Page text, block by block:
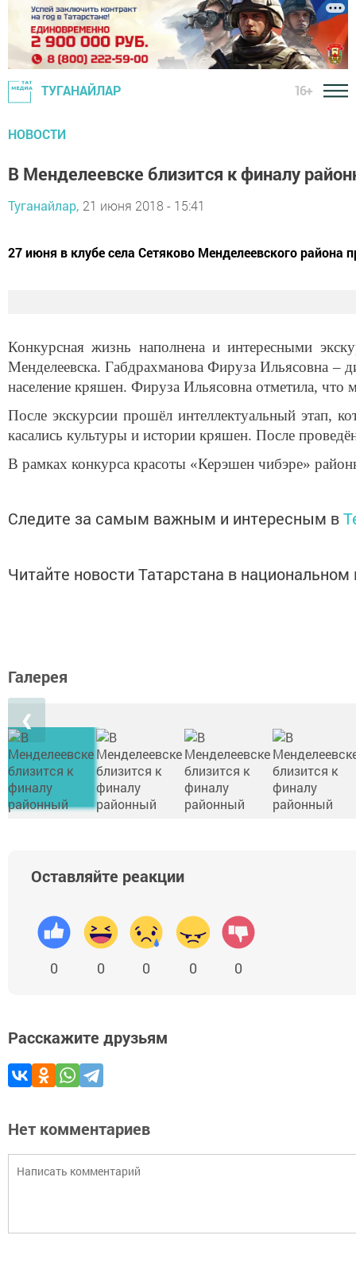
ТУГАНАЙЛАР 16+
НОВОСТИ
В Менделеевске близится к финалу
Туганайлар, 21 июня 2018 - 15:41
27 июня в клубе села Сетяково Менделеевского района
Конкурсная жизнь наполнена и интересными
Менделеевска. Габдрахманова Фируза Ильясовна –
население кряшен. Фируза Ильясовна отметила,
После экскурсии прошёл интеллектуальный этап,
касались культуры и истории кряшен. После
В рамках конкурса красоты «Керэшен чибэре»
Следите за самым важным и интересным в
Читайте новости Татарстана в
Галерея
❮
Оставляйте реакции
0 0 0 0 0
Расскажите друзьям
Нет комментариев